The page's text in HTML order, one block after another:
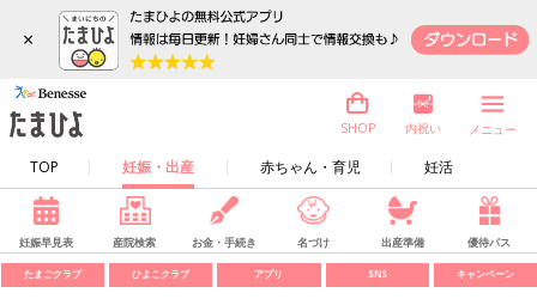
×
TOP 妊娠・出産 赤ちゃん・育児 妊活
SHOP 内祝い メニュー
妊娠早見表 産院検索 お金・手続き 名づけ 出産準備 優待パス
たまごクラブ ひよこクラブ アプリ SNS キャンペーン